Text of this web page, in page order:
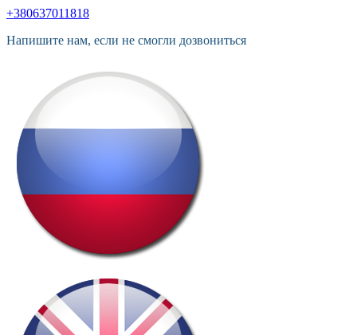
+380637011818
Напишите нам, если не смогли дозвониться